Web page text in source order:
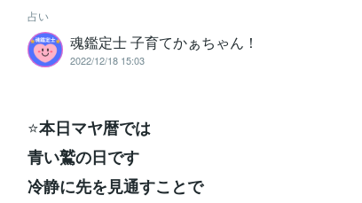
占い
魂鑑定士 子育てかぁちゃん！
2022/12/18 15:03
⭐本日マヤ暦では
青い鷲の日です
冷静に先を見通すことで